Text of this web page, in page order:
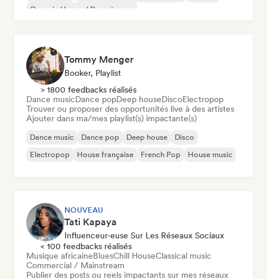
Organic House / Downtempo
Tommy Menger
Booker, Playlist
> 1800 feedbacks réalisés
Dance musicDance popDeep houseDiscoElectropop
Trouver ou proposer des opportunités live à des artistes
Ajouter dans ma/mes playlist(s) impactante(s)
Dance music Dance pop Deep house
Disco
Electropop
House française French Pop House music
NOUVEAU
Tati Kapaya
Influenceur·euse Sur Les Réseaux Sociaux
< 100 feedbacks réalisés
Musique africaineBluesChill HouseClassical music
Commercial / Mainstream
Publier des posts ou reels impactants sur mes réseaux